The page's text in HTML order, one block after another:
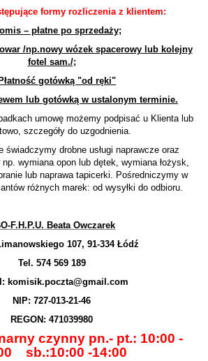
formy rozliczenia z klientem:
– płatne po sprzedaży;
/np.nowy wózek spacerowy lub kolejny
fotel sam./;
Płatność gotówką "od ręki"
lub gotówką w ustalonym terminie.
umowę możemy podpisać u Klienta lub
szczegóły do uzgodnienia.
świadczymy drobne usługi naprawcze oraz
wymiana opon lub dętek, wymiana łożysk,
lub naprawa tapicerki. Pośredniczymy w
różnych marek: od wysyłki do odbioru.
F.H.P.U. Beata Owczarek
107, 91-334 Łódź
Tel. 574 569 189
komisik.poczta@gmail.com
NIP: 727-013-21-46
REGON: 471039980
czynny pn.- pt.: 10:00 -
sb.:10:00 -14:00